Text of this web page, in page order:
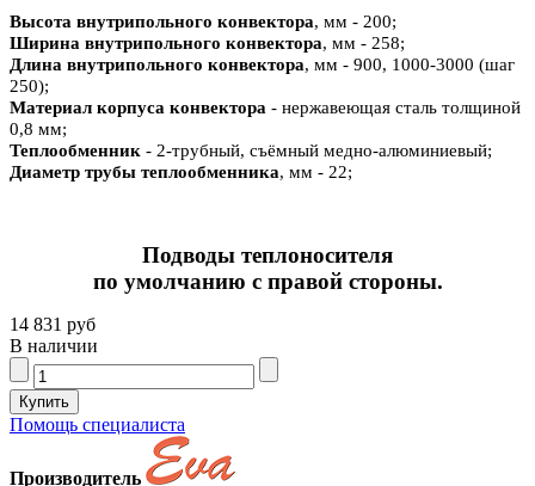
Высота внутрипольного конвектора, мм - 200;
Ширина внутрипольного конвектора, мм - 258;
Длина внутрипольного конвектора, мм - 900, 1000-3000 (шаг
250);
Материал корпуса конвектора - нержавеющая сталь толщиной
0,8 мм;
Теплообменник - 2-трубный, съёмный медно-алюминиевый;
Диаметр трубы теплообменника, мм - 22;
Подводы теплоносителя
по умолчанию с правой стороны.
14 831 руб
В наличии
Помощь специалиста
Производитель